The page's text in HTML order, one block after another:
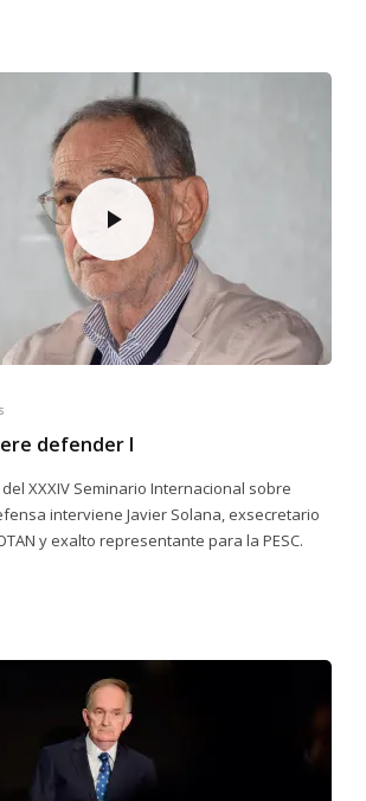
defender I
XXXIV Seminario Internacional sobre
interviene Javier Solana, exsecretario
y exalto representante para la PESC.